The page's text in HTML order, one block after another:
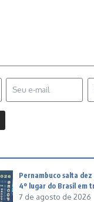
Pernambuco salta dez
4º lugar do Brasil em
7 de agosto de 2026